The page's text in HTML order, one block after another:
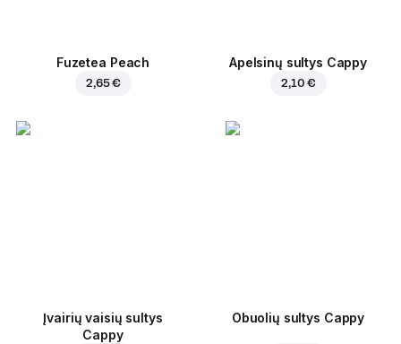
Fuzetea Peach
2,65 €
Apelsinų sultys Cappy
2,10 €
Įvairių vaisių sultys
Cappy
Obuolių sultys Cappy